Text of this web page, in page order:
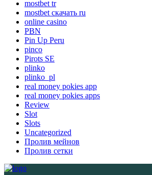
mostbet tr
mostbet скачать ru
online casino
PBN
Pin Up Peru
pinco
Pirots SE
plinko
plinko_pl
real money pokies app
real money pokies apps
Review
Slot
Slots
Uncategorized
Пролив мейнов
Пролив сетки